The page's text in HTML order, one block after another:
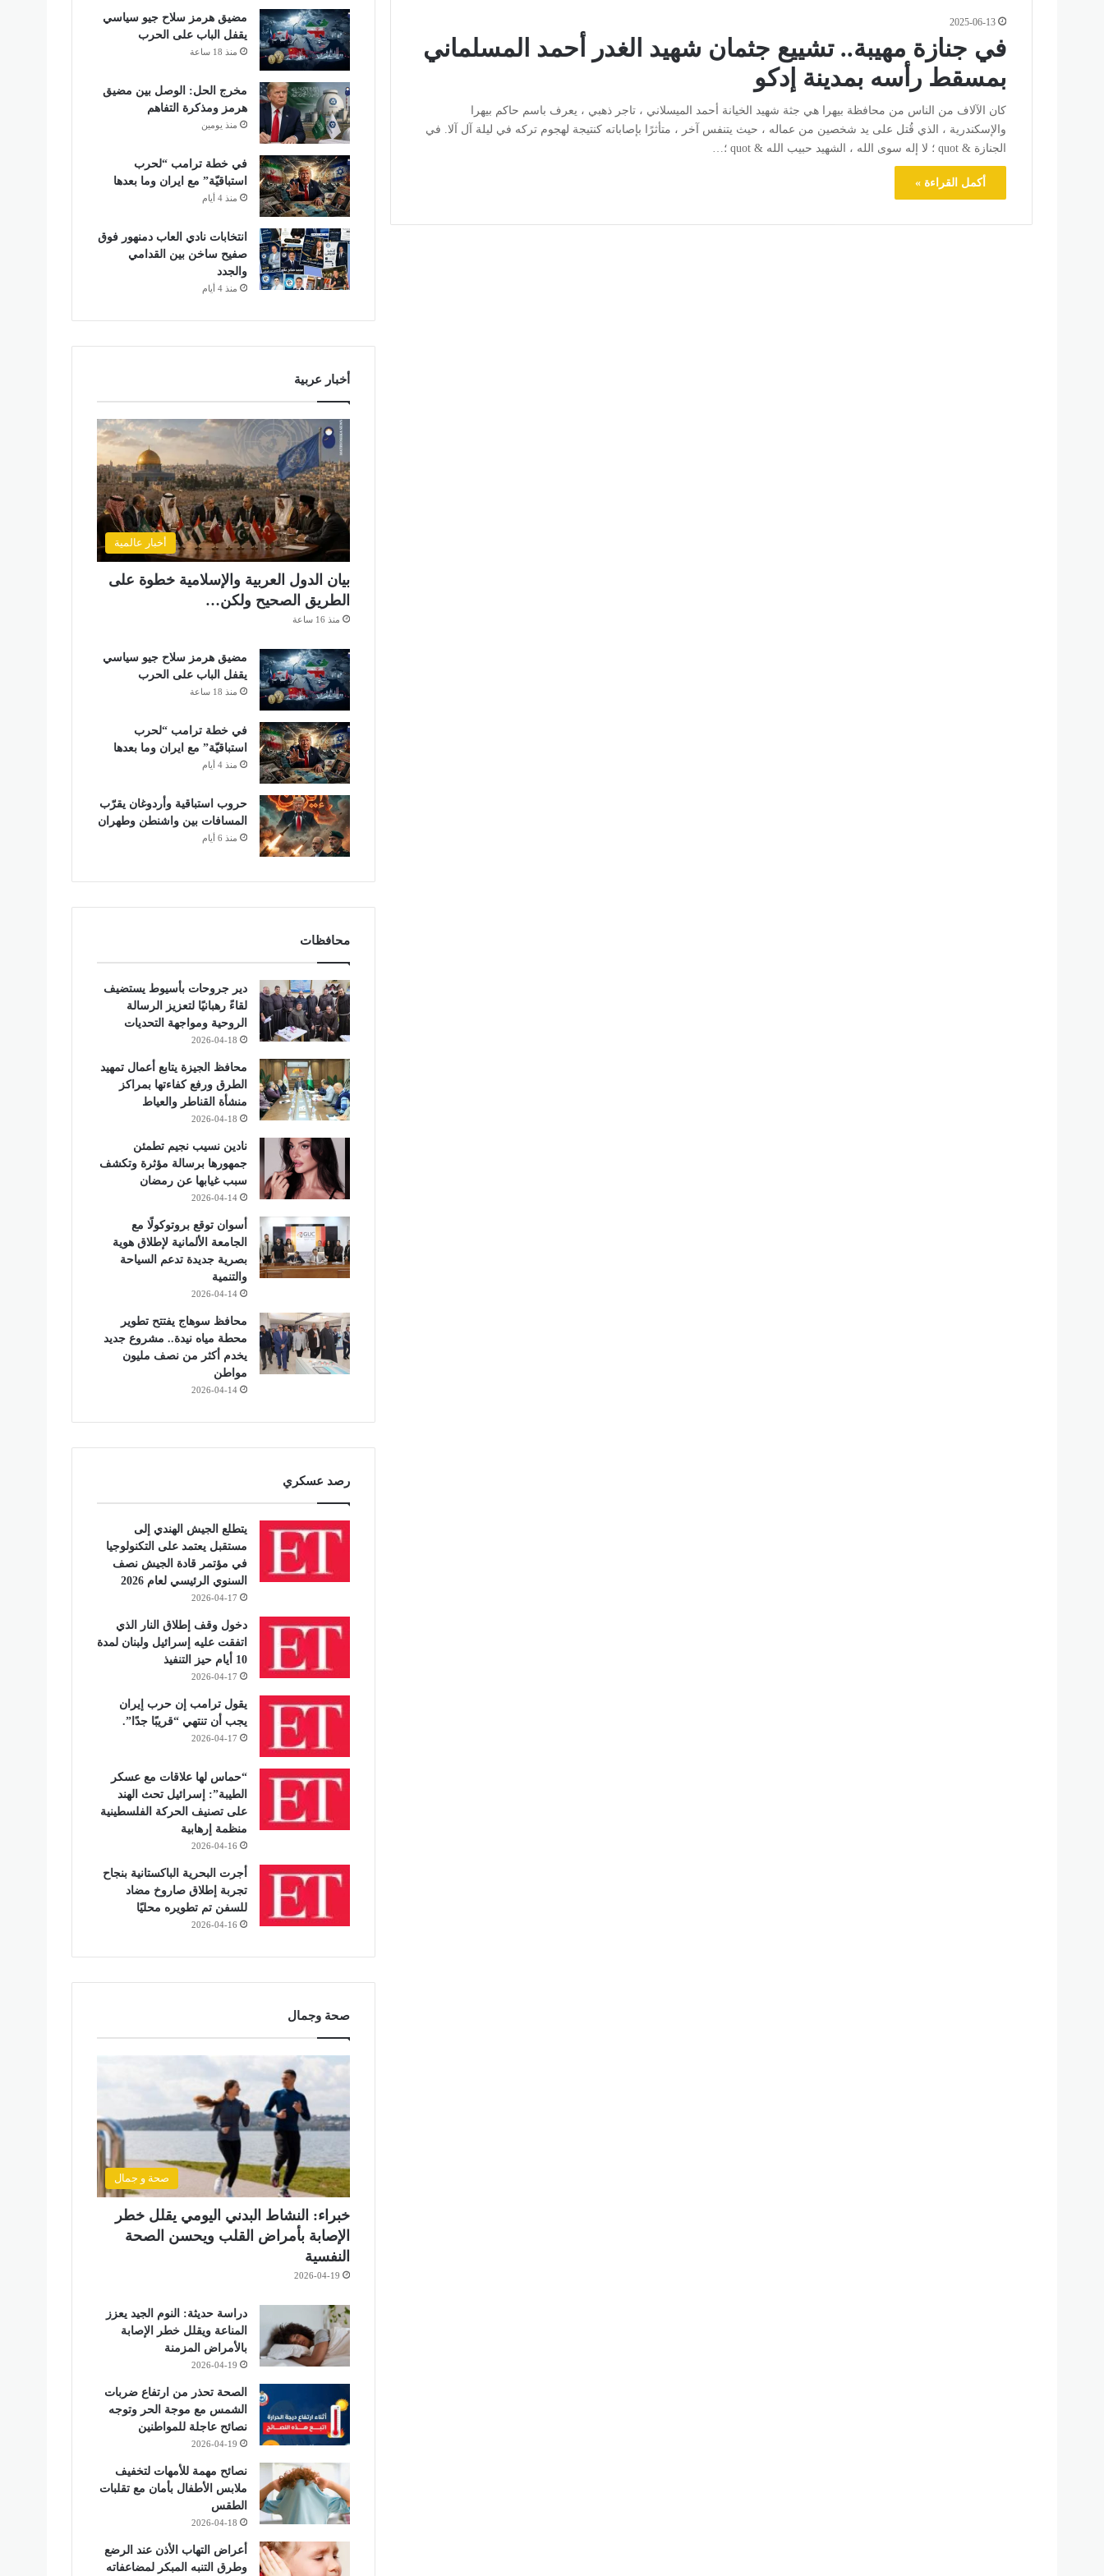
2025-06-13
في جنازة مهيبة.. تشييع جثمان شهيد الغدر أحمد المسلماني
بمسقط رأسه بمدينة إدكو
كان الآلاف من الناس من محافظة بيهرا هي جثة شهيد الخيانة أحمد الميسلاني ، تاجر ذهبي ، يعرف باسم حاكم بيهرا
والإسكندرية ، الذي قُتل على يد شخصين من عماله ، حيث يتنفس آخر ، متأثرًا بإصاباته كنتيجة لهجوم تركه في ليلة آل آلا. في
الجنازة & quot ؛ لا إله سوى الله ، الشهيد حبيب الله & quot ؛…
أكمل القراءة »
مضيق هرمز سلاح جيو سياسي
يقفل الباب على الحرب
منذ 18 ساعة
مخرج الحل: الوصل بين مضيق
هرمز ومذكرة التفاهم
منذ يومين
في خطة ترامب “لحرب
استباقيّة” مع ايران وما بعدها
منذ 4 أيام
انتخابات نادي العاب دمنهور فوق
صفيح ساخن بين القدامي
والجدد
منذ 4 أيام
أخبار عربية
أخبار عالمية
بيان الدول العربية والإسلامية خطوة على
الطريق الصحيح ولكن…
منذ 16 ساعة
مضيق هرمز سلاح جيو سياسي
يقفل الباب على الحرب
منذ 18 ساعة
في خطة ترامب “لحرب
استباقيّة” مع ايران وما بعدها
منذ 4 أيام
حروب استباقية وأردوغان يقرّب
المسافات بين واشنطن وطهران
منذ 6 أيام
محافظات
دير جروحات بأسيوط يستضيف
لقاءً رهبانيًا لتعزيز الرسالة
الروحية ومواجهة التحديات
2026-04-18
محافظ الجيزة يتابع أعمال تمهيد
الطرق ورفع كفاءتها بمراكز
منشأة القناطر والعياط
2026-04-18
نادين نسيب نجيم تطمئن
جمهورها برسالة مؤثرة وتكشف
سبب غيابها عن رمضان
2026-04-14
أسوان توقع بروتوكولًا مع
الجامعة الألمانية لإطلاق هوية
بصرية جديدة تدعم السياحة
والتنمية
2026-04-14
محافظ سوهاج يفتتح تطوير
محطة مياه نيدة.. مشروع جديد
يخدم أكثر من نصف مليون
مواطن
2026-04-14
رصد عسكري
يتطلع الجيش الهندي إلى
مستقبل يعتمد على التكنولوجيا
في مؤتمر قادة الجيش نصف
السنوي الرئيسي لعام 2026
2026-04-17
دخول وقف إطلاق النار الذي
اتفقت عليه إسرائيل ولبنان لمدة
10 أيام حيز التنفيذ
2026-04-17
يقول ترامب إن حرب إيران
يجب أن تنتهي “قريبًا جدًا”.
2026-04-17
“حماس لها علاقات مع عسكر
الطيبة”: إسرائيل تحث الهند
على تصنيف الحركة الفلسطينية
منظمة إرهابية
2026-04-16
أجرت البحرية الباكستانية بنجاح
تجربة إطلاق صاروخ مضاد
للسفن تم تطويره محليًا
2026-04-16
صحة وجمال
صحة و جمال
خبراء: النشاط البدني اليومي يقلل خطر
الإصابة بأمراض القلب ويحسن الصحة
النفسية
2026-04-19
دراسة حديثة: النوم الجيد يعزز
المناعة ويقلل خطر الإصابة
بالأمراض المزمنة
2026-04-19
الصحة تحذر من ارتفاع ضربات
الشمس مع موجة الحر وتوجه
نصائح عاجلة للمواطنين
2026-04-19
نصائح مهمة للأمهات لتخفيف
ملابس الأطفال بأمان مع تقلبات
الطقس
2026-04-18
أعراض التهاب الأذن عند الرضع
وطرق التنبه المبكر لمضاعفاته